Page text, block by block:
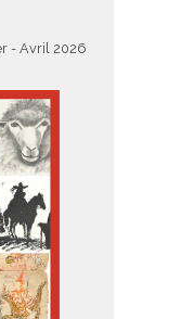
- Avril 2026